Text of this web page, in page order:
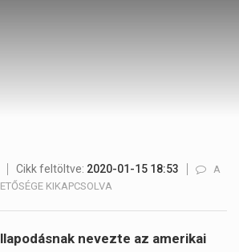
Cikk feltöltve: 2020-01-15 18:53
A
KIKAPCSOLVA
nevezte az amerikai